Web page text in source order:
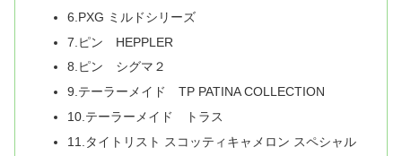
6.PXG ミルドシリーズ
7.ピン HEPPLER
8.ピン シグマ２
9.テーラーメイド TP PATINA COLLECTION
10.テーラーメイド トラス
11.タイトリスト スコッティキャメロン スペシャル